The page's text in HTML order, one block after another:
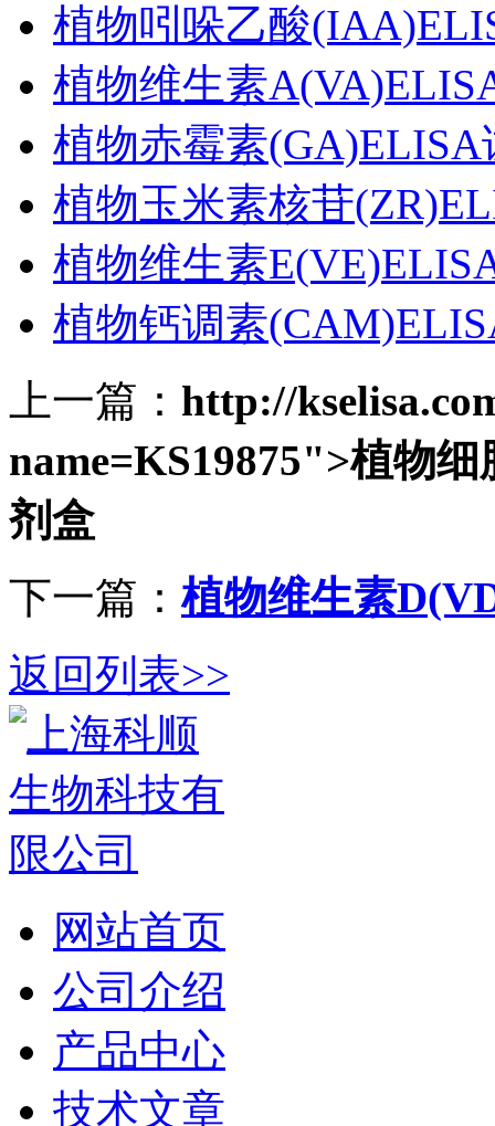
植物吲哚乙酸
植物维生素
植物赤霉素(GA)ELISA
植物玉米素核苷
植物维生素
植物钙调素
上一篇： http://
name=KS19875">植物
剂盒
下一篇：植物维生素
返回列表>>
网站首页
公司介绍
产品中心
技术文章